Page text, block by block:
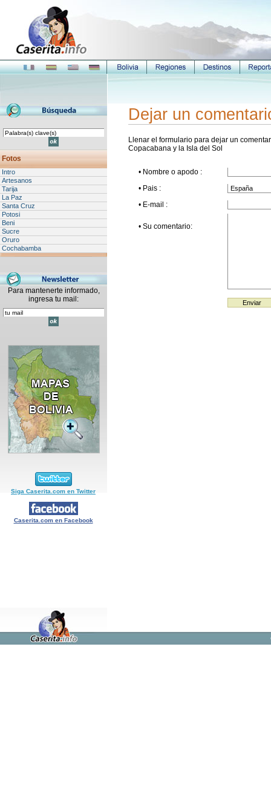
Fotos
Intro
Artesanos
Tarija
La Paz
Santa Cruz
Potosi
Beni
Sucre
Oruro
Cochabamba
Para mantenerte informado,
ingresa tu mail:
Siga Caserita.com en Twitter
Caserita.com en Facebook
Dejar un
Llenar el formulario para dejar un
Copacabana y la Isla del Sol
• Nombre o apodo :
• Pais :
• E-mail :
• Su comentario: